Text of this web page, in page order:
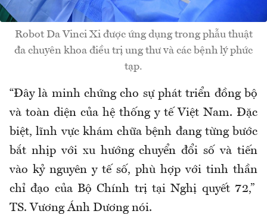
Robot Da Vinci Xi được ứng dụng trong phẫu thuật
đa chuyên khoa điều trị ung thư và các bệnh lý phức
tạp.
“Đây là minh chứng cho sự phát triển đồng bộ
và toàn diện của hệ thống y tế Việt Nam. Đặc
biệt, lĩnh vực khám chữa bệnh đang từng bước
bắt nhịp với xu hướng chuyển đổi số và tiến
vào kỷ nguyên y tế số, phù hợp với tinh thần
chỉ đạo của Bộ Chính trị tại Nghị quyết 72,”
TS. Vương Ánh Dương nói.